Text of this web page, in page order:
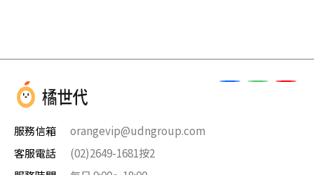
服務信箱
orangevip@udngroup.com
客服電話
(02)2649-1681按2